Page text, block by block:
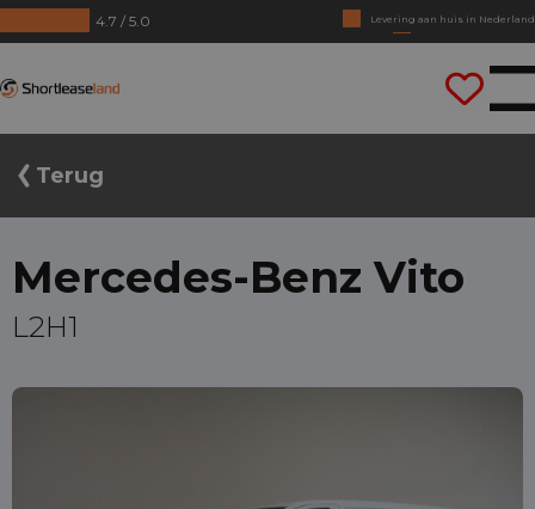
4.7 / 5.0
Geen jaarcijfers nodig
Direct rijden
Terug
Mercedes-Benz Vito
L2H1